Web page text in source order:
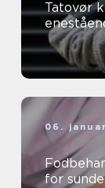
Tatovør
06.
for